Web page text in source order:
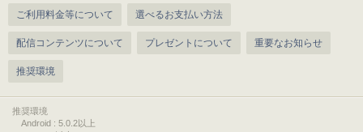
ご利用料金等について 選べるお支払い方法
配信コンテンツについて プレゼントについて 重要なお知らせ
推奨環境
推奨環境
Android : 5.0.2以上